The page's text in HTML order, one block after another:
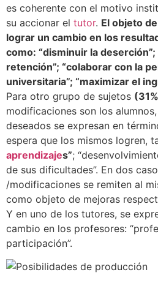
es coherente con el motivo
su accionar el tutor. El objeto
lograr un cambio en los
como: “disminuir la
retención”; “colaborar con la
universitaria”; “maximizar el
Para otro grupo de sujetos
modificaciones son los
deseados se expresan en
espera que los mismos logren,
aprendizajes”;
de sus dificultades”. En dos
/modificaciones se remiten al
como objeto de mejoras
Y en uno de los tutores, se
cambio en los profesores:
participación”.